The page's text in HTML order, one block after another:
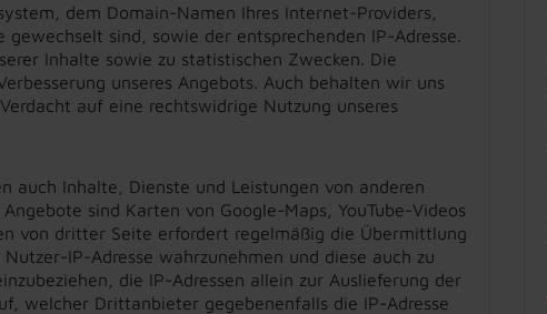
dem Domain-Namen Ihres Internet-Providers,
sind, sowie der entsprechenden IP-Adresse.
Inhalte sowie zu statistischen Zwecken. Die
unseres Angebots. Auch behalten wir uns
auf eine rechtswidrige Nutzung unseres
auch Inhalte, Dienste und Leistungen von anderen
sind Karten von Google-Maps, YouTube-Videos
von dritter Seite erfordert regelmäßig die Übermittlung
IP-Adresse wahrzunehmen und diese auch zu
die IP-Adressen allein zur Auslieferung der
welcher Drittanbieter gegebenenfalls die IP-Adresse